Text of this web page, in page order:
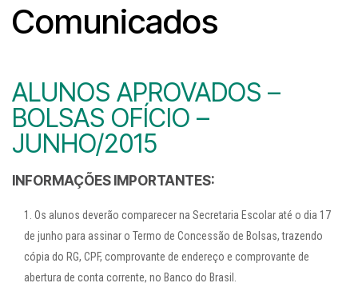
Comunicados
ALUNOS APROVADOS –
BOLSAS OFÍCIO –
JUNHO/2015
INFORMAÇÕES IMPORTANTES:
Os alunos deverão comparecer na Secretaria Escolar até o dia 17
de junho para assinar o Termo de Concessão de Bolsas, trazendo
cópia do RG, CPF, comprovante de endereço e comprovante de
abertura de conta corrente, no Banco do Brasil.